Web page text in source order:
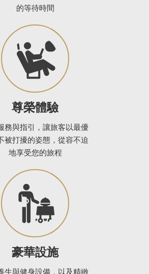
的等待時間
尊榮體驗
務與指引，讓旅客以最優
被打擾的姿態，從容不迫
地享受您的旅程
豪華設施
生與健身設備，以及精緻